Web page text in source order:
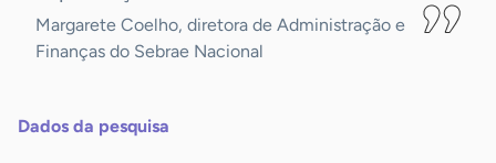
Margarete Coelho, diretora de Administração e
Finanças do Sebrae Nacional
Dados da pesquisa